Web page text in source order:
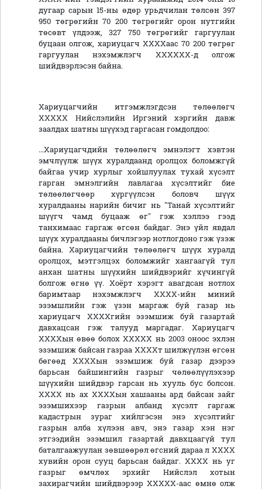
дугаар сарын 15-ны өдөр урьдчилан төлсөн 397
950 төгрөгийн 70 200 төгрөгийг орон нутгийн
төсөвт үлдээж, 327 750 төгрөгийг гаргуулан
буцаан олгож, хариуцагч ХХХХаас 70 200 төгрөг
гаргуулан нэхэмжлэгч ХХХХХХ-д олгож
шийдвэрлэсэн байна.
Хариуцагчийн итгэмжлэгдсэн төлөөлөгч
ХХХХХ Нийслэлийн Иргэний хэргийн давж
заалдах шатны шүүхэд гаргасан гомдолдоо:
...Хариуцагчдийн төлөөлөгч эмнэлэгт хэвтэн
эмчлүүлж шүүх хуралдаанд оролцох боломжгүй
байгаа учир хурлыг хойшлуулах тухай хүсэлт
гарган эмнэлгийн лавлагаа хүсэлтийг бие
төлөөлөгчөөр хүргүүлсэн боловч шүүх
хуралдааны нарийн бичиг нь "Танай хүсэлтийг
шүүгч чамд буцааж өг" гэж хэллээ гээд
танхимаас гаргаж өгсөн байдаг. Энэ үйл явдал
шүүх хуралдааны бичлэгээр нотлогдоно гэж үзэж
байна. Хариуцагчийн төлөөлөгч шүүх хуралд
оролцох, мэтгэлцэх боломжийг хангаагүй тул
анхан шатны шүүхийн шийдвэрийг хүчингүй
болгож өгнө үү. Хоёрт хэрэгт авагдсан нотлох
баримтаар нэхэмжлэгч ХХХХ-ийн миний
эзэмшлийн гэж үзэн маргаж буй газар нь
хариуцагч ХХХХгийн эзэмшиж буй газартай
давхацсан гэж талууд маргадаг. Хариуцагч
ХХХХын өвөө болох ХХХХХ нь 2003 оноос эхлэн
эзэмшиж байсан газраа ХХХХт шилжүүлэн өгсөн
бөгөөд ХХХХын эзэмшиж буй газар дээрээ
барьсан байшингийн газрыг чөлөөлүүлэхээр
шүүхийн шийдвэр гарсан нь хууль бус болсон.
ХХХХ нь ах ХХХХын хашааны ард байсан зайг
эзэмшихээр газрын албанд хүсэлт гаргаж
кадастрын зураг хийлгэсэн энэ хүсэлтийг
газрын алба хүлээн авч, энэ газар хэн нэг
этгээдийн эзэмшил газартай давхцаагүй тул
баталгаажуулан зөвшөөрөл өгсний дараа л ХХХХ
хувийн орон сууц барьсан байдаг. ХХХХ нь уг
газрыг өмчлөх эрхийг Нийслэл хотын
захирагчийн шийдвэрээр ХХХХХ-аас өмнө олж